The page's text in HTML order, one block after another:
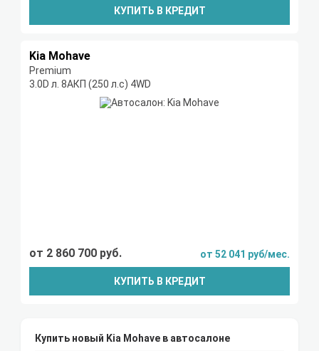
КУПИТЬ В КРЕДИТ
Kia Mohave
Premium
3.0D л. 8AКП (250 л.с) 4WD
от 2 860 700 руб. от 52 041 руб/мес.
КУПИТЬ В КРЕДИТ
Купить новый Kia Mohave в автосалоне